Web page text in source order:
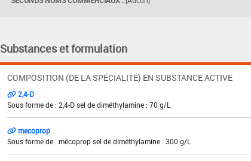
Substances et formulation
COMPOSITION (DE LA SPÉCIALITÉ) EN SUBSTANCE ACTIVE
2,4-D
Sous forme de : 2,4-D sel de diméthylamine : 70 g/L
mecoprop
Sous forme de : mécoprop sel de diméthylamine : 300 g/L